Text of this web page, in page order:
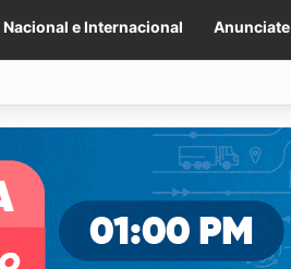
Nacional e Internacional Anunciate